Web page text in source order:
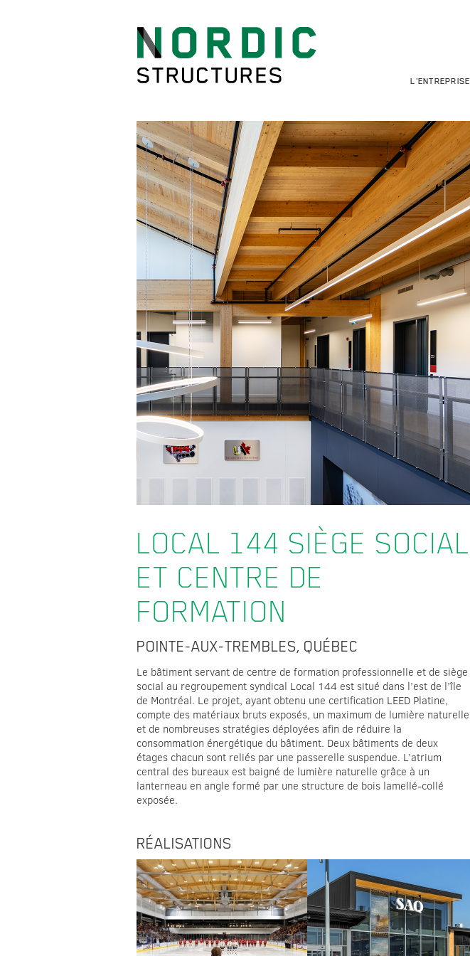
L'ENTREPRISE
LOCAL 144 SIÈGE SOCIAL
ET CENTRE DE
FORMATION
POINTE-AUX-TREMBLES, QUÉBEC
Le bâtiment servant de centre de formation professionnelle et de siège
social au regroupement syndical Local 144 est situé dans l’est de l’île
de Montréal. Le projet, ayant obtenu une certification LEED Platine,
compte des matériaux bruts exposés, un maximum de lumière naturelle
et de nombreuses stratégies déployées afin de réduire la
consommation énergétique du bâtiment. Deux bâtiments de deux
étages chacun sont reliés par une passerelle suspendue. L’atrium
central des bureaux est baigné de lumière naturelle grâce à un
lanterneau en angle formé par une structure de bois lamellé-collé
exposée.
RÉALISATIONS